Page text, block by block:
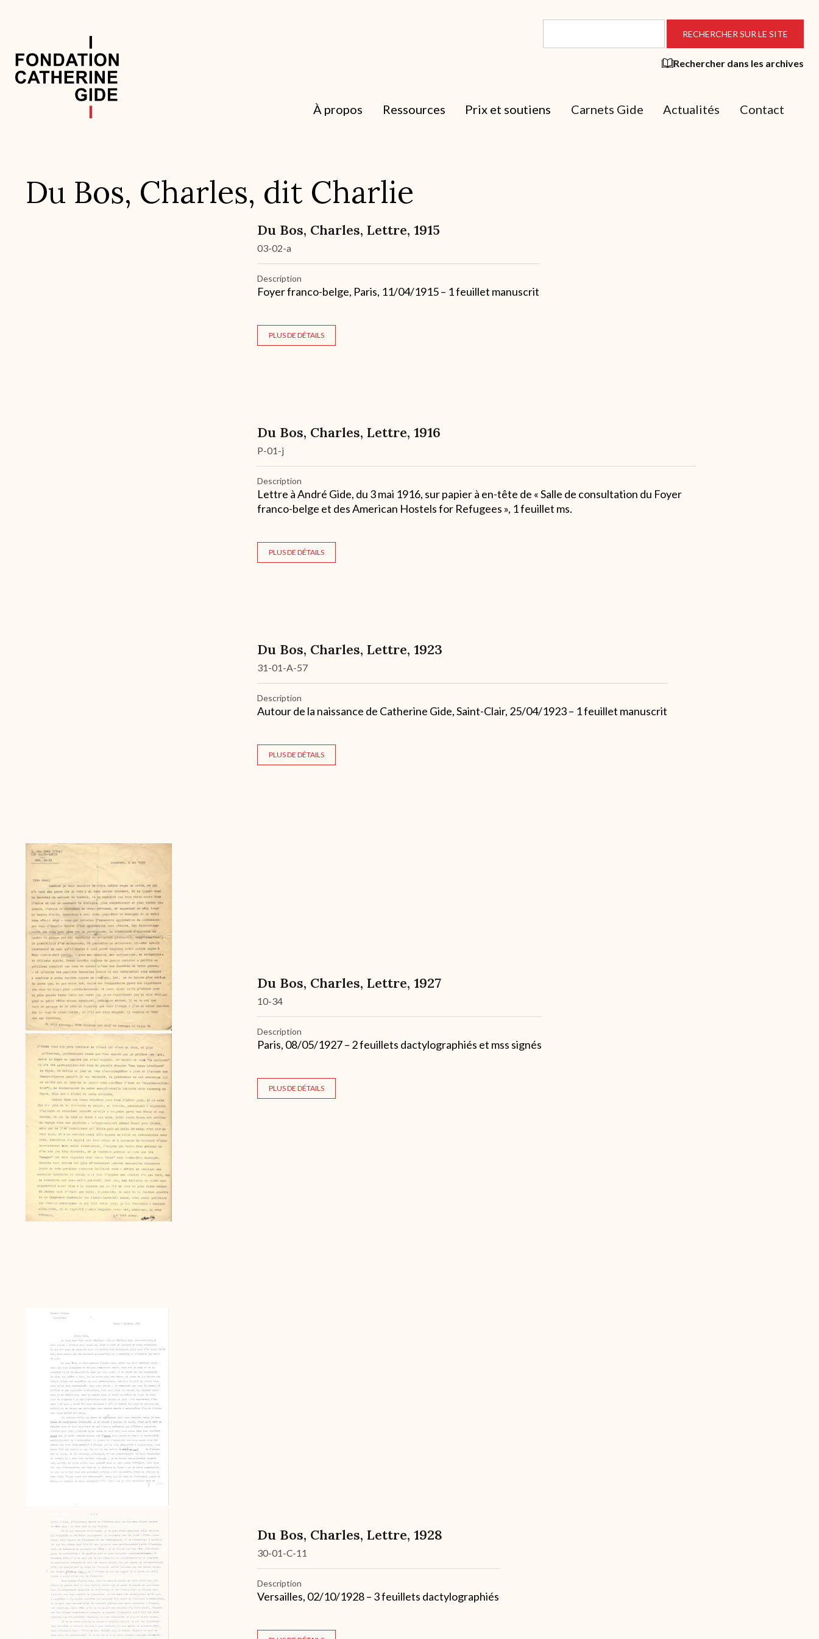
contenu
principal
Rechercher dans les archives
À propos Ressources Prix et soutiens Carnets Gide Actualités Contact
Du Bos, Charles, dit Charlie
Du Bos, Charles, Lettre, 1915
03-02-a
Description
Foyer franco-belge, Paris, 11/04/1915 – 1 feuillet manuscrit
PLUS DE DÉTAILS
Du Bos, Charles, Lettre, 1916
P-01-j
Description
Lettre à André Gide, du 3 mai 1916, sur papier à en-tête de « Salle de consultation du Foyer
franco-belge et des American Hostels for Refugees », 1 feuillet ms.
PLUS DE DÉTAILS
Du Bos, Charles, Lettre, 1923
31-01-A-57
Description
Autour de la naissance de Catherine Gide, Saint-Clair, 25/04/1923 – 1 feuillet manuscrit
PLUS DE DÉTAILS
Archive
Du Bos, Charles, Lettre, 1927
10-34
Description
Paris, 08/05/1927 – 2 feuillets dactylographiés et mss signés
PLUS DE DÉTAILS
Archive
Du Bos, Charles, Lettre, 1928
30-01-C-11
Description
Versailles, 02/10/1928 – 3 feuillets dactylographiés